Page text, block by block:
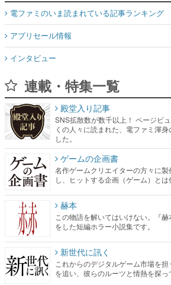
電ファミのいま読まれている記事ランキング
アプリセール情報
インタビュー
連載・特集一覧
殿堂入り記事
SNS拡散数が数千以上！ ページビ
くの人々に読まれた、電ファミ渾身
した。
ゲームの企画書
名作ゲームクリエイターの方々に
し、ヒットする企画（ゲーム）とは
赫本
この物語を解いてはいけない。『
をした短編ホラー小説集です。
新世代に訊く
これからのデジタルゲーム市場を
を追い、彼らのルーツと情熱を探っ